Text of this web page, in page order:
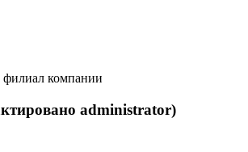
филиал компании
administrator)